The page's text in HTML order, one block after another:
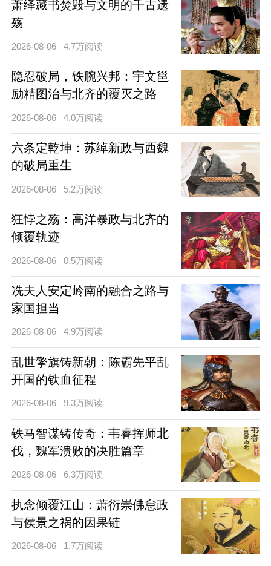
萧绎藏书焚毁与文明的千古遗
殇
2026-08-06 4.7万阅读
隐忍破局，铁腕兴邦：宇文邕
励精图治与北齐的覆灭之路
2026-08-06 4.0万阅读
六条定乾坤：苏绰新政与西魏
的破局重生
2026-08-06 5.2万阅读
狂悖之殇：高洋暴政与北齐的
倾覆轨迹
2026-08-06 0.5万阅读
冼夫人安定岭南的融合之路与
家国担当
2026-08-06 4.9万阅读
乱世擎旗铸新朝：陈霸先平乱
开国的铁血征程
2026-08-06 9.3万阅读
铁马智谋铸传奇：韦睿挥师北
伐，魏军溃败的决胜篇章
2026-08-06 6.3万阅读
执念倾覆江山：萧衍崇佛怠政
与侯景之祸的因果链
2026-08-06 1.7万阅读